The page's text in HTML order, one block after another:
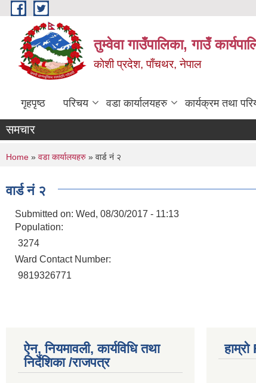
Skip to main content
तुम्वेवा गाउँपालिका, गाउँ
काेशी प्रदेश, पाँचथर, नेपाल
गृहपृष्ठ परिचय वडा कार्यालयहरु कार्यक्रम तथा
समचार
You are here
Home » वडा कार्यालयहरु » वार्ड नं २
वार्ड नं २
Submitted on: Wed, 08/30/2017 - 11:13
Population:
3274
Ward Contact Number:
9819326771
ऐन, नियमावली, कार्यविधि तथा
निर्देशिका /राजपत्र